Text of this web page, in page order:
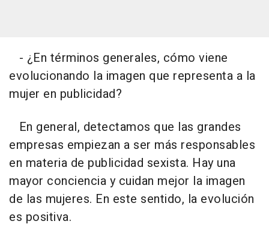
- ¿En términos generales, cómo viene
evolucionando la imagen que representa a la
mujer en publicidad?
En general, detectamos que las grandes
empresas empiezan a ser más responsables
en materia de publicidad sexista. Hay una
mayor conciencia y cuidan mejor la imagen
de las mujeres. En este sentido, la evolución
es positiva.